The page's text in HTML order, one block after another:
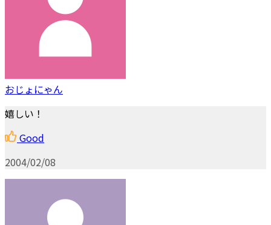
おじょにゃん
嬉しい！
Good
2004/02/08